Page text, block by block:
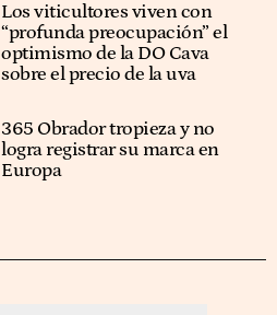
Los viticultores viven con
“profunda preocupación” el
optimismo de la DO Cava
sobre el precio de la uva
365 Obrador tropieza y no
logra registrar su marca en
Europa